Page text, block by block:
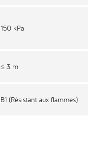
150 kPa
≤ 3 m
B1 (Résistant aux flammes)